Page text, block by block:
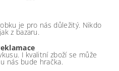
je pro nás důležitý. Nikdo
z bazaru.
I kvalitní zboží se může
nás bude hračka.